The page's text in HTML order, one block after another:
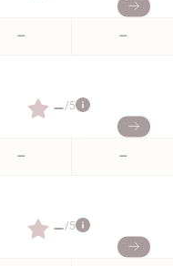
– –
–/5
– –
–/5